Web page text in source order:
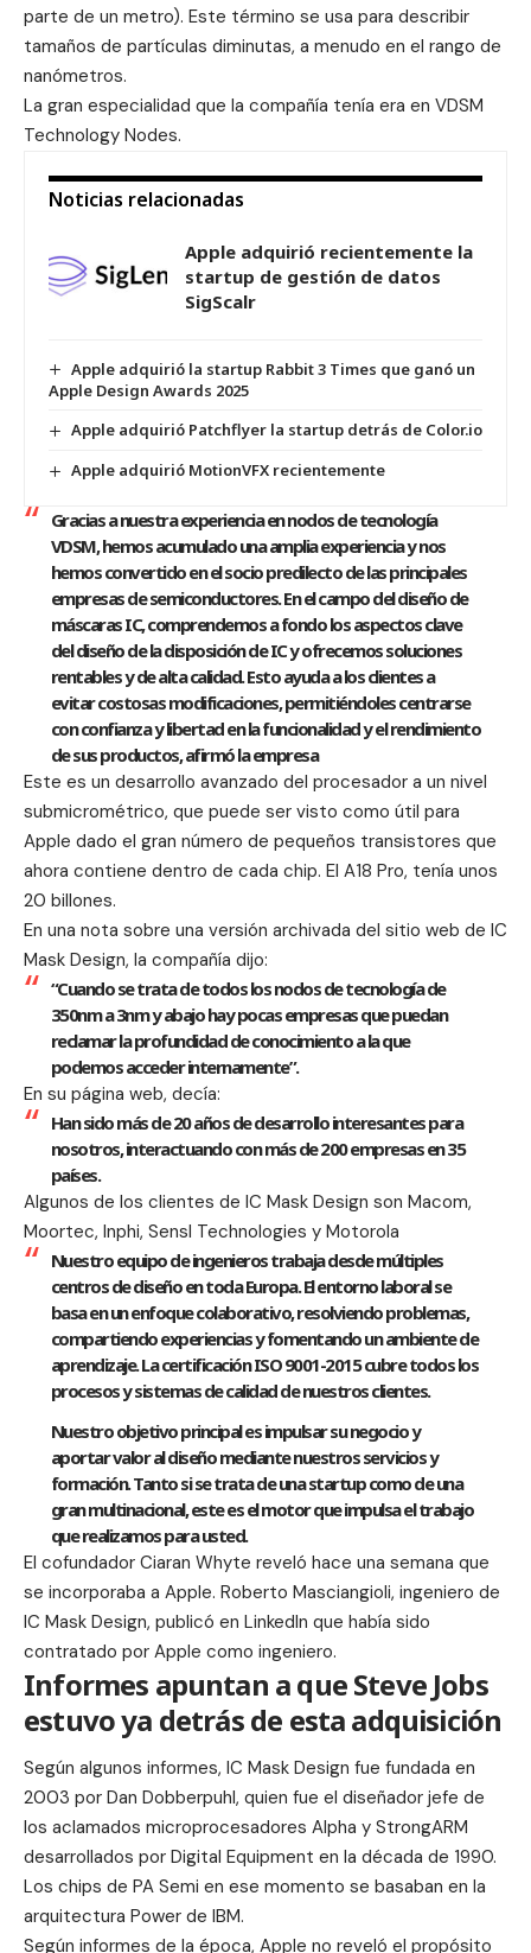
parte de un metro). Este término se usa para describir
tamaños de partículas diminutas, a menudo en el rango de
nanómetros.
La gran especialidad que la compañía tenía era en VDSM
Technology Nodes.
Noticias relacionadas
Apple adquirió recientemente la
startup de gestión de datos
SigScalr
Apple adquirió la startup Rabbit 3 Times que ganó un
Apple Design Awards 2025
Apple adquirió Patchflyer la startup detrás de Color.io
Apple adquirió MotionVFX recientemente
Gracias a nuestra experiencia en nodos de tecnología
VDSM, hemos acumulado una amplia experiencia y nos
hemos convertido en el socio predilecto de las principales
empresas de semiconductores. En el campo del diseño de
máscaras IC, comprendemos a fondo los aspectos clave
del diseño de la disposición de IC y ofrecemos soluciones
rentables y de alta calidad. Esto ayuda a los clientes a
evitar costosas modificaciones, permitiéndoles centrarse
con confianza y libertad en la funcionalidad y el rendimiento
de sus productos, afirmó la empresa
Este es un desarrollo avanzado del procesador a un nivel
submicrométrico, que puede ser visto como útil para
Apple dado el gran número de pequeños transistores que
ahora contiene dentro de cada chip. El A18 Pro, tenía unos
20 billones.
En una nota sobre una versión archivada del sitio web de IC
Mask Design, la compañía dijo:
“Cuando se trata de todos los nodos de tecnología de
350nm a 3nm y abajo hay pocas empresas que puedan
reclamar la profundidad de conocimiento a la que
podemos acceder internamente”.
En su página web, decía:
Han sido más de 20 años de desarrollo interesantes para
nosotros, interactuando con más de 200 empresas en 35
países.
Algunos de los clientes de IC Mask Design son Macom,
Moortec, Inphi, Sensl Technologies y Motorola
Nuestro equipo de ingenieros trabaja desde múltiples
centros de diseño en toda Europa. El entorno laboral se
basa en un enfoque colaborativo, resolviendo problemas,
compartiendo experiencias y fomentando un ambiente de
aprendizaje. La certificación ISO 9001-2015 cubre todos los
procesos y sistemas de calidad de nuestros clientes.
Nuestro objetivo principal es impulsar su negocio y
aportar valor al diseño mediante nuestros servicios y
formación. Tanto si se trata de una startup como de una
gran multinacional, este es el motor que impulsa el trabajo
que realizamos para usted.
El cofundador Ciaran Whyte reveló hace una semana que
se incorporaba a Apple. Roberto Masciangioli, ingeniero de
IC Mask Design, publicó en LinkedIn que había sido
contratado por Apple como ingeniero.
Informes apuntan a que Steve Jobs
estuvo ya detrás de esta adquisición
Según algunos informes, IC Mask Design fue fundada en
2003 por Dan Dobberpuhl, quien fue el diseñador jefe de
los aclamados microprocesadores Alpha y StrongARM
desarrollados por Digital Equipment en la década de 1990.
Los chips de PA Semi en ese momento se basaban en la
arquitectura Power de IBM.
Según informes de la época, Apple no reveló el propósito